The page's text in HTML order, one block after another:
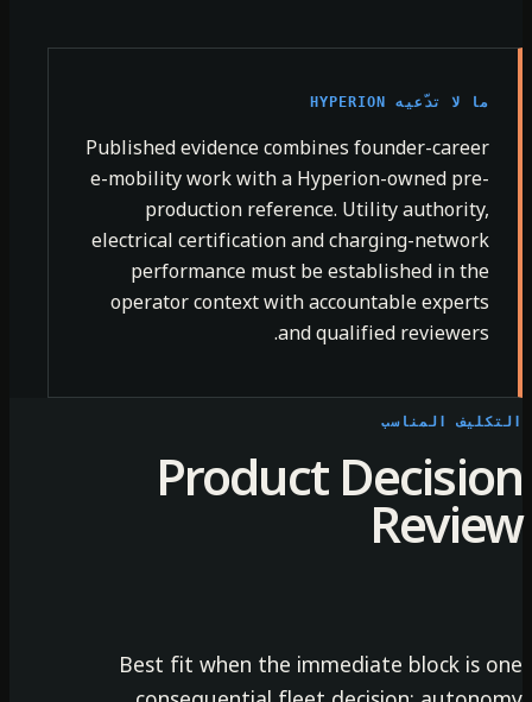
ما لا تدّعيه HYPERION
Published evidence combines founder-career
e-mobility work with a Hyperion-owned pre-
production reference. Utility authority,
electrical certification and charging-network
performance must be established in the
operator context with accountable experts
and qualified reviewers.
المناسب
Product
Best fit when the immediate block is